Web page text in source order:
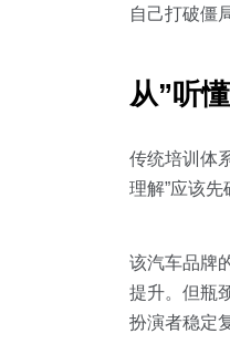
自己打破僵
从”听
传统培训体
理解”应该先
该汽车品牌
提升。但瓶
扮演者稳定